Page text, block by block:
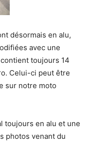
désormais en alu,
avec une
toujours 14
Celui-ci peut être
sur notre moto
toujours en alu et une
photos venant du